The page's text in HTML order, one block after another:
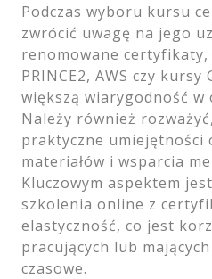
Podczas wyboru kursu
zwrócić uwagę na jego
renomowane certyfikaty,
PRINCE2, AWS czy
większą wiarygodność w
Należy również
praktyczne umiejętności
materiałów i wsparcia
Kluczowym aspektem
szkolenia online z
elastyczność, co jest
pracujących lub
czasowe.